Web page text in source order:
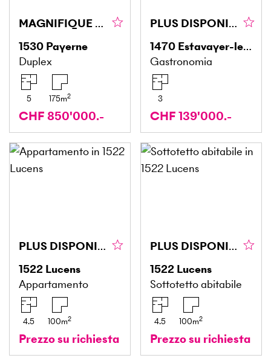
MAGNIFIQUE DUPLEX ATYPIQUE ET SPACIEUX
1530 Payerne
Duplex
5 175m2
CHF 850'000.-
PLUS DISPONIBLE
1470 Estavayer-le-Lac
Gastronomia
3
CHF 139'000.-
PLUS DISPONIBLE
1522 Lucens
Appartamento
4.5 100m2
Prezzo su richiesta
PLUS DISPONIBLE
1522 Lucens
Sottotetto abitabile
4.5 100m2
Prezzo su richiesta